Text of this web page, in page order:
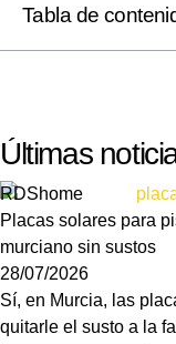
Tabla de
Últimas
RDShome
Placas solares para
murciano sin sustos
28/07/2026
Sí, en Murcia, las
quitarle el susto a la